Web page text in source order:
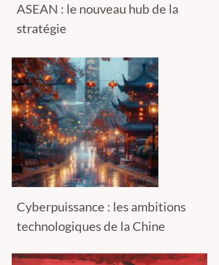
ASEAN : le nouveau hub de la
stratégie
Cyberpuissance : les ambitions
technologiques de la Chine